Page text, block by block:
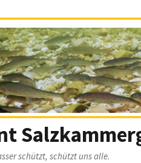
schützt, schützt uns alle.